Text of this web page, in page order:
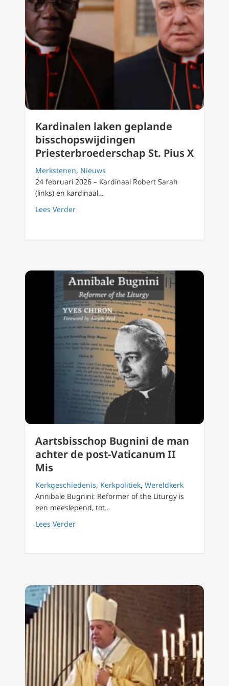
Kardinalen laken geplande
bisschopswijdingen
Priesterbroederschap St. Pius X
Merkstenen, Nieuws
24 februari 2026 – Kardinaal Robert Sarah
(links) en kardinaal…
Lees Verderabout Kardinalen laken geplande
Aartsbisschop Bugnini de man
achter de post-Vaticanum II
Mis
Kerkgeschiedenis, Kerkpolitiek, Wereldkerk
Annibale Bugnini: Reformer of the Liturgy is
een meeslepend, tot…
Lees Verderabout Aartsbisschop Bugnini de man